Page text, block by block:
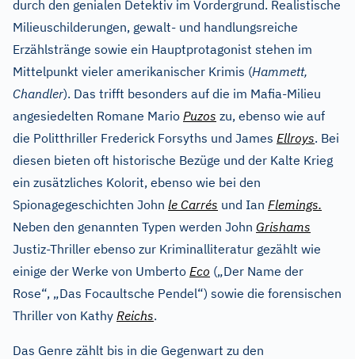
durch den genialen Detektiv im Vordergrund. Realistische
Milieuschilderungen, gewalt- und handlungsreiche
Erzählstränge sowie ein Hauptprotagonist stehen im
Mittelpunkt vieler amerikanischer Krimis (Hammett,
Chandler). Das trifft besonders auf die im Mafia-Milieu
angesiedelten Romane Mario Puzos zu, ebenso wie auf
die Politthriller Frederick Forsyths und James Ellroys. Bei
diesen bieten oft historische Bezüge und der Kalte Krieg
ein zusätzliches Kolorit, ebenso wie bei den
Spionagegeschichten John le Carrés und Ian Flemings.
Neben den genannten Typen werden John Grishams
Justiz-Thriller ebenso zur Kriminalliteratur gezählt wie
einige der Werke von Umberto Eco („Der Name der
Rose“, „Das Focaultsche Pendel“) sowie die forensischen
Thriller von Kathy Reichs.
Das Genre zählt bis in die Gegenwart zu den